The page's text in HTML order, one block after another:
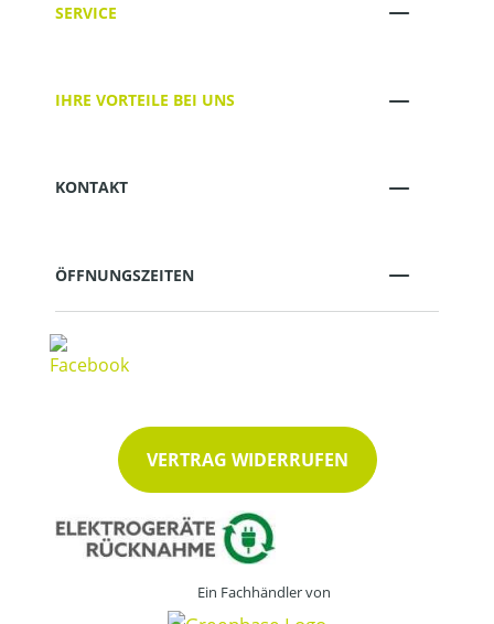
SERVICE
IHRE VORTEILE BEI UNS
KONTAKT
ÖFFNUNGSZEITEN
VERTRAG WIDERRUFEN
Ein Fachhändler von